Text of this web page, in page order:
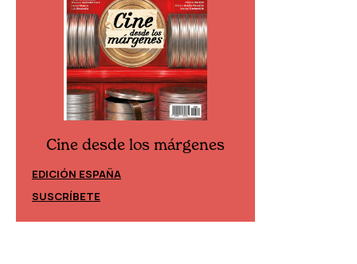
Cine desde los márgenes
EDICIÓN ESPAÑA
SUSCRÍBETE